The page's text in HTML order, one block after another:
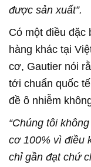
được sản xuất”.
Có một điều đặc
hàng khác tại
cơ, Gautier nói
tới chuẩn quốc
đề ô nhiễm
“Chúng tôi
cơ 100% vì điều
chỉ gần đạt chứ